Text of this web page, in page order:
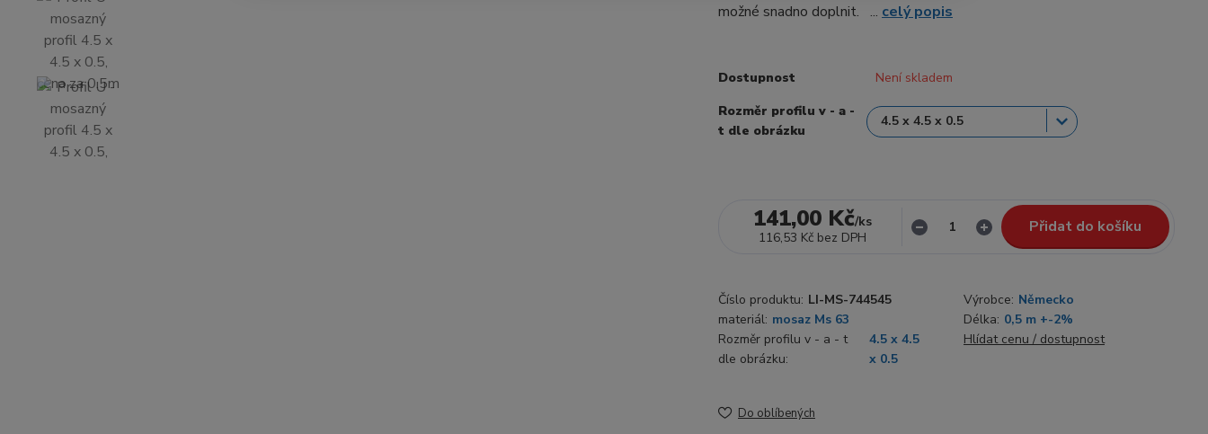
možné snadno doplnit. ... celý popis
Dostupnost
Není skladem
Rozměr profilu v - a -
t dle obrázku
141,00 Kč/ks
116,53 Kč bez DPH
Přidat do košíku
Číslo produktu: LI-MS-744545 Výrobce: Německo
materiál: mosaz Ms 63 Délka: 0,5 m +-2%
Rozměr profilu v - a - t
dle obrázku:
4.5 x 4.5
x 0.5
Hlídat cenu / dostupnost
Do oblíbených